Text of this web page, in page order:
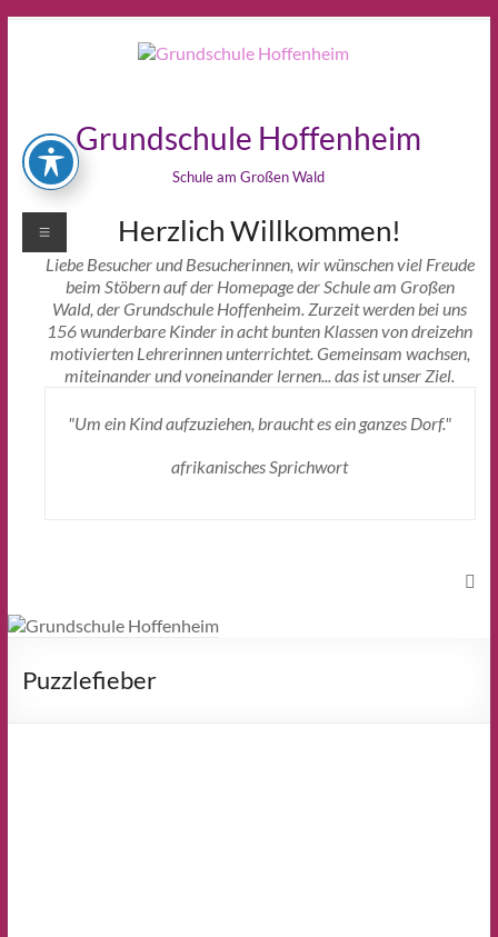
Grundschule Hoffenheim
Schule am Großen Wald
Herzlich Willkommen!
Liebe Besucher und Besucherinnen, wir wünschen viel Freude
beim Stöbern auf der Homepage der Schule am Großen
Wald, der Grundschule Hoffenheim. Zurzeit werden bei uns
156 wunderbare Kinder in acht bunten Klassen von dreizehn
motivierten Lehrerinnen unterrichtet. Gemeinsam wachsen,
miteinander und voneinander lernen... das ist unser Ziel.
"Um ein Kind aufzuziehen, braucht es ein ganzes Dorf."
afrikanisches Sprichwort
Menü
Puzzlefieber